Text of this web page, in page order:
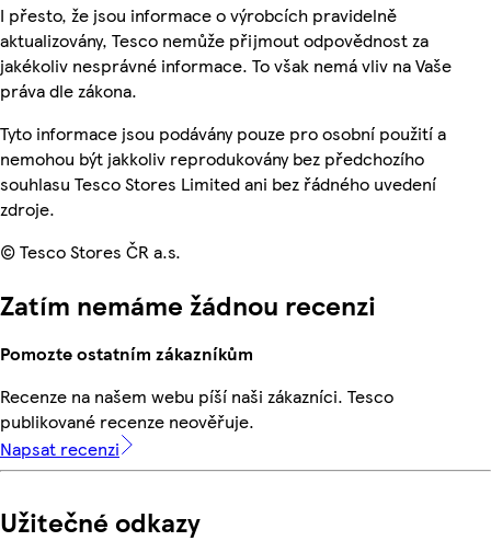
I přesto, že jsou informace o výrobcích pravidelně
aktualizovány, Tesco nemůže přijmout odpovědnost za
jakékoliv nesprávné informace. To však nemá vliv na Vaše
práva dle zákona.
Tyto informace jsou podávány pouze pro osobní použití a
nemohou být jakkoliv reprodukovány bez předchozího
souhlasu Tesco Stores Limited ani bez řádného uvedení
zdroje.
© Tesco Stores ČR a.s.
Zatím nemáme žádnou recenzi
Pomozte ostatním zákazníkům
Recenze na našem webu píší naši zákazníci. Tesco
publikované recenze neověřuje.
Napsat recenzi
Užitečné odkazy